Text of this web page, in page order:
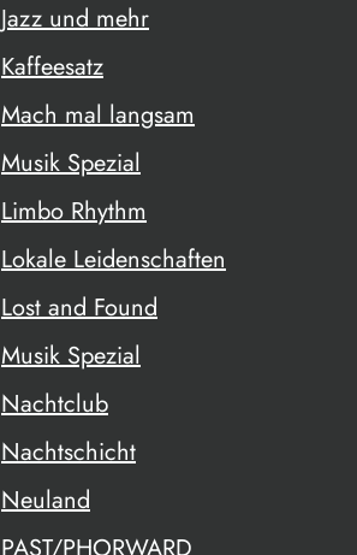
Jazz und mehr
Kaffeesatz
Mach mal langsam
Musik Spezial
Limbo Rhythm
Lokale Leidenschaften
Lost and Found
Musik Spezial
Nachtclub
Nachtschicht
Neuland